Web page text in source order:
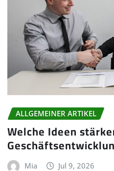
ALLGEMEINER ARTIKEL
Welche Ideen
Mia Jul 9, 2026